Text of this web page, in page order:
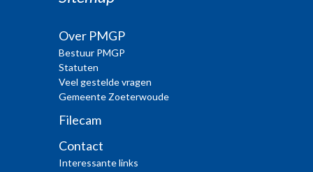
Over PMGP
Bestuur PMGP
Statuten
Veel gestelde vragen
Gemeente Zoeterwoude
Filecam
Contact
Interessante links